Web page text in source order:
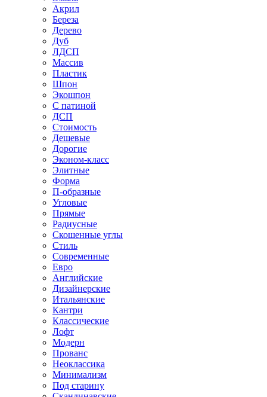
Акрил
Береза
Дерево
Дуб
ЛДСП
Массив
Пластик
Шпон
Экошпон
С патиной
ДСП
Стоимость
Дешевые
Дорогие
Эконом-класс
Элитные
Форма
П-образные
Угловые
Прямые
Радиусные
Скошенные углы
Стиль
Современные
Евро
Английские
Дизайнерские
Итальянские
Кантри
Классические
Лофт
Модерн
Прованс
Неоклассика
Минимализм
Под старину